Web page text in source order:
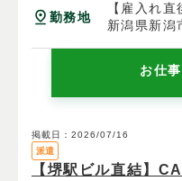
勤務地
【雇入れ直
新潟県新
お仕
掲載日：2026/07/16
派遣
【堺駅ビル直結】